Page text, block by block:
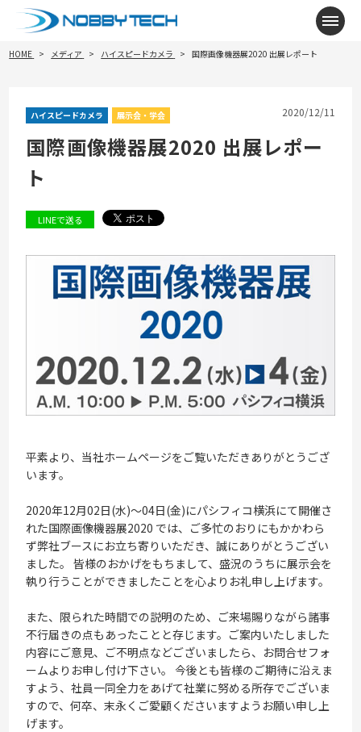
メニ
HOME メディア ハイスピードカメラ 国際画像機器展2020 出展レポート
ハイスピードカメラ 展示会・学会 2020/12/11
国際画像機器展2020 出展レポー
ト
LINEで送る
平素より、当社ホームページをご覧いただきありがとうござ
います。
2020年12月02日(水)～04日(金)にパシフィコ横浜にて開催さ
れた国際画像機器展2020 では、ご多忙のおりにもかかわら
ず弊社ブースにお立ち寄りいただき、誠にありがとうござい
ました。 皆様のおかげをもちまして、盛況のうちに展示会を
執り行うことができましたことを心よりお礼申し上げます。
また、限られた時間での説明のため、ご来場賜りながら諸事
不行届きの点もあったことと存じます。ご案内いたしました
内容にご意見、ご不明点などございましたら、お問合せフォ
ームよりお申し付け下さい。 今後とも皆様のご期待に沿えま
すよう、社員一同全力をあげて社業に努める所存でございま
すので、何卒、末永くご愛顧くださいますようお願い申し上
げます。